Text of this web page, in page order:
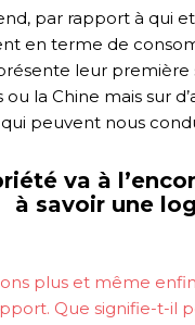
par rapport à qui
en terme de
leur première
ou la Chine mais sur
peuvent nous
va à
à savoir une
plus et même
Que signifie-t-il